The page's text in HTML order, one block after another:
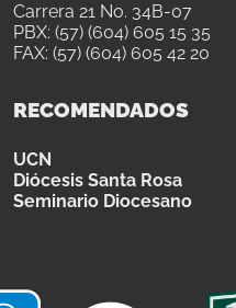
Carrera 21 No. 34B-07
PBX: (57) (604) 605 15 35
FAX: (57) (604) 605 42 20
RECOMENDADOS
UCN
Diócesis Santa Rosa
Seminario Diocesano